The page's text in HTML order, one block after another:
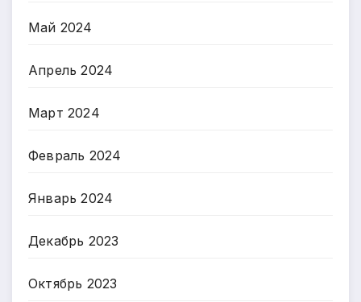
Май 2024
Апрель 2024
Март 2024
Февраль 2024
Январь 2024
Декабрь 2023
Октябрь 2023